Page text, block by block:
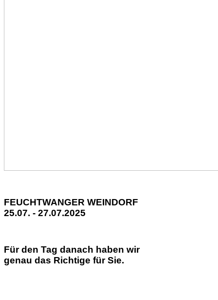
FEUCHTWANGER WEINDORF
25.07. - 27.07.2025
Für den Tag danach haben wir
genau das Richtige für Sie.